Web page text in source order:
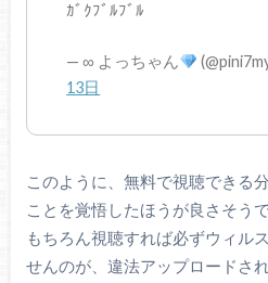
ｶﾞｸﾌﾞﾙﾌﾞﾙ
— ∞ よっちゃん
13日
このように、無料で視聴できる
ことを覚悟したほうが良さそうで
もちろん視聴すれば必ずウィル
せんのが、違法アップロードさ